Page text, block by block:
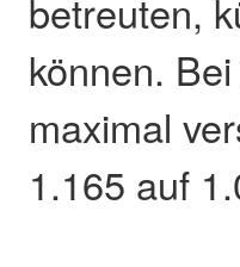
betreuten,
können.
maximal
1.165 auf